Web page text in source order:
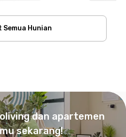
Semua Hunian
dan apartemen
sekarang!